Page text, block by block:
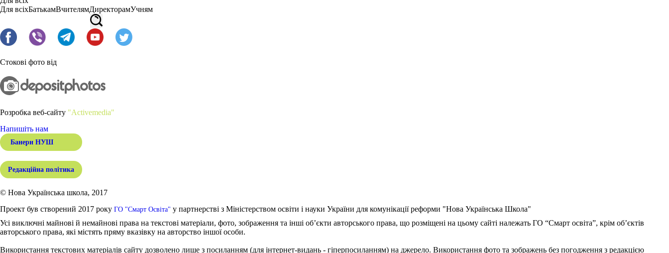
Для всіхБатькамВчителямДиректорамУчням
Стокові фото від
Розробка веб-сайту "Activemedia"
Напишіть нам
Банери НУШ
Редакційна політика
© Нова Українська школа, 2017
Проект був створений 2017 року ГО "Смарт Освіта" у партнерстві з Міністерством освіти і науки України для комунікації реформи "Нова Українська Школа"
Усі виключні майнові й немайнові права на текстові матеріали, фото, зображення та інші об’єкти авторського права, що розміщені на цьому сайті належать ГО “Смарт освіта”, крім об’єктів
авторського права, які містять пряму вказівку на авторство іншої особи.
Використання текстових матеріалів сайту дозволено лише з посиланням (для інтернет-видань - гіперпосиланням) на джерело. Використання фото та зображень без погодження з редакцією